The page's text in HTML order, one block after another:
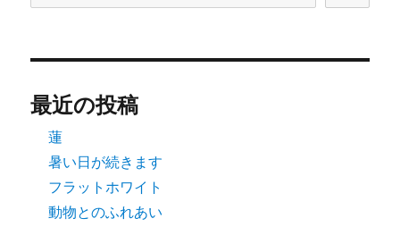
最近の投稿
蓮
暑い日が続きます
フラットホワイト
動物とのふれあい